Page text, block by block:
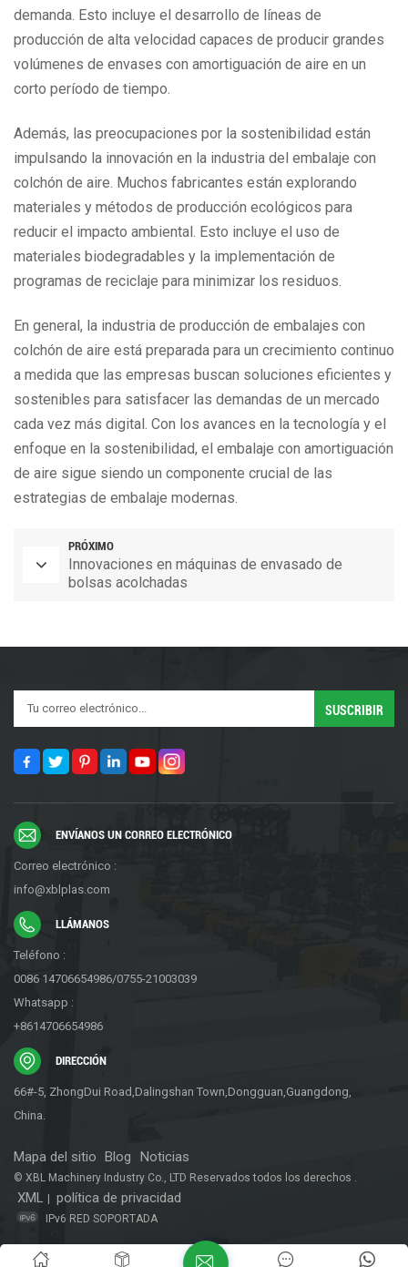
demanda. Esto incluye el desarrollo de líneas de
producción de alta velocidad capaces de producir grandes
volúmenes de envases con amortiguación de aire en un
corto período de tiempo.
Además, las preocupaciones por la sostenibilidad están
impulsando la innovación en la industria del embalaje con
colchón de aire. Muchos fabricantes están explorando
materiales y métodos de producción ecológicos para
reducir el impacto ambiental. Esto incluye el uso de
materiales biodegradables y la implementación de
programas de reciclaje para minimizar los residuos.
En general, la industria de producción de embalajes con
colchón de aire está preparada para un crecimiento continuo
a medida que las empresas buscan soluciones eficientes y
sostenibles para satisfacer las demandas de un mercado
cada vez más digital. Con los avances en la tecnología y el
enfoque en la sostenibilidad, el embalaje con amortiguación
de aire sigue siendo un componente crucial de las
estrategias de embalaje modernas.
PRÓXIMO
Innovaciones en máquinas de envasado de
bolsas acolchadas
ENVÍANOS UN CORREO ELECTRÓNICO
Correo electrónico :
info@xblplas.com
LLÁMANOS
Teléfono :
0086 14706654986/0755-21003039
Whatsapp :
+8614706654986
DIRECCIÓN
66#-5, ZhongDui Road,Dalingshan Town,Dongguan,Guangdong,
China.
Mapa del sitio Blog Noticias
© XBL Machinery Industry Co., LTD Reservados todos los derechos .
XML | política de privacidad
IPv6 RED SOPORTADA